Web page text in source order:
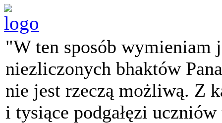
"W ten sposób wymieniam
niezliczonych bhaktów
nie jest rzeczą możliwą. Z
i tysiące podgałęzi